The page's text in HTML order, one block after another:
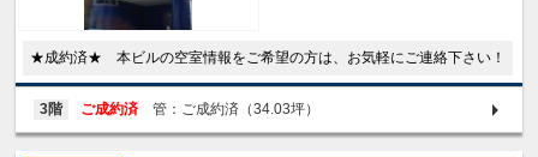
★成約済★ 本ビルの空室情報をご希望の方は、お気軽にご連絡下さい！
3階 ご成約済 管：ご成約済（34.03坪）